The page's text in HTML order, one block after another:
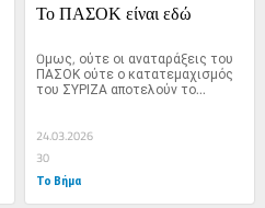
Το ΠΑΣΟΚ είναι εδώ
Oμως, ούτε οι αναταράξεις του
ΠΑΣΟΚ ούτε ο κατατεμαχισμός
του ΣΥΡΙΖΑ αποτελούν το...
24.03.2026
30
Το Βήμα